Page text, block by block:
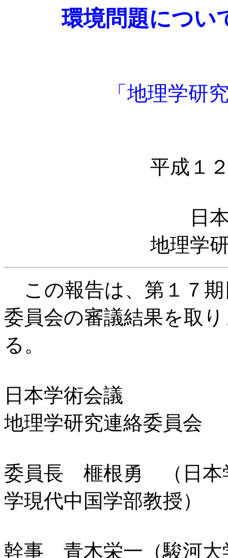
環境問題につい
「地理学研
平成１
日
地理学
この報告は、第１７期
委員会の審議結果を取
る。
日本学術会議
地理学研究連絡委員会
委員長 榧根勇 （日本
学現代中国学部教授）
幹事 青木栄一（駿河大